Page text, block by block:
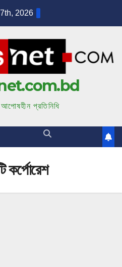
2026
আপোষহীন প্রতিনিধি
কর্পোরেশ